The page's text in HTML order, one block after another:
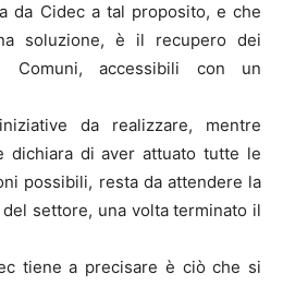
da Cidec a tal proposito, e che
soluzione, è il recupero dei
accessibili con un
da realizzare, mentre
dichiara di aver attuato tutte le
possibili, resta da attendere la
settore, una volta terminato il
tiene a precisare è ciò che si